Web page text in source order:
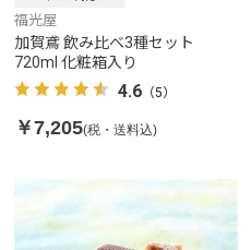
福光屋
加賀鳶 飲み比べ3種セット
720ml 化粧箱入り
4.6 （5）
￥7,205(税・送料込)